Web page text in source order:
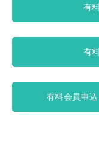
有
有
有料会員申